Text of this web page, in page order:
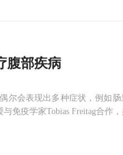
腹部疾病
尔会表现出多种症状，例如
免疫学家Tobias Freitag合作